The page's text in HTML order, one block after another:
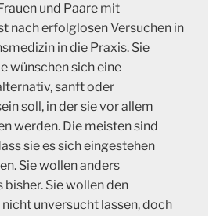
und Paare mit
nach erfolglosen Versuchen in
in die Praxis. Sie
wünschen sich eine
sanft oder
soll, in der sie vor allem
werden. Die meisten sind
sie es sich eingestehen
Sie wollen anders
Sie wollen den
unversucht lassen, doch